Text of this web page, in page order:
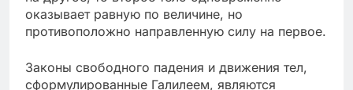
оказывает равную по величине, но
противоположно направленную силу на первое.
Законы свободного падения и движения тел,
сформулированные Галилеем, являются